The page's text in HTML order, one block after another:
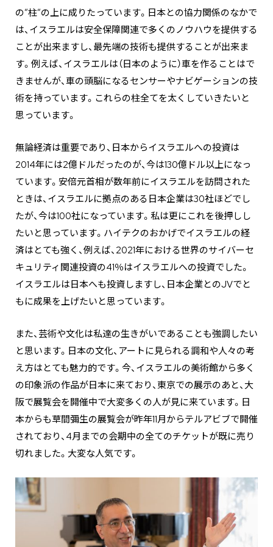
の”柱”の上に成りたっています。日本との協力関係のなかで
は、イスラエルは安全保障関連で多くのノウハウを提供する
ことが出来ますし、最先端の技術も提供することが出来ま
す。例えば、イスラエルは（日本のように）車を作ることはで
きませんが、車の頭脳になるセンサーやナビゲーションの技
術を持っています。これらの柱全てを太くしていきたいと
思っています。
無論経済は重要であり、日本からイスラエルへの投資は
2014年には2億ドルだったのが、今は130億ドル以上になっ
ています。安倍元首相が数年前にイスラエルを訪問された
ときは、イスラエルに拠点のある日本企業は30社ほどでし
たが、今は100社になっています。私は更にこれを後押しし
たいと思っています。ハイテクのおかげでイスラエルの経
済はとても強く、例えば、2021年における世界のサイバーセ
キュリティ関連投資の41％はイスラエルへの投資でした。
イスラエルは日本へも投資しますし、日本企業とのJVでと
もに成果を上げたいと思っています。
また、芸術や文化は私達の生きがいであることも強調したい
と思います。日本の文化、アートに見られる調和や人々の考
え方はとても魅力的です。今、イスラエルの美術館から多く
の印象派の作品が日本に来ており、東京での展示のあと、大
阪で展覧会を開催中で大変多くの人が見に来ています。日
本からも草間彌生の展覧会が昨年11月からテルアビブで開催
されており、4月までの会期中の全てのチケットが既に売り
切れました。大変な人気です。